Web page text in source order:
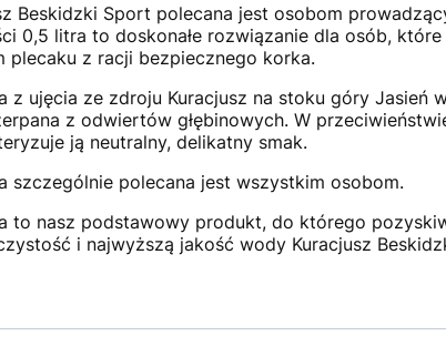
Beskidzki Sport polecana jest osobom
0,5 litra to doskonałe rozwiązanie dla osób,
plecaku z racji bezpiecznego korka.
z ujęcia ze zdroju Kuracjusz na stoku góry Jasień
z odwiertów głębinowych. W
ją neutralny, delikatny smak.
szczególnie polecana jest wszystkim osobom.
to nasz podstawowy produkt, do którego
i najwyższą jakość wody Kuracjusz